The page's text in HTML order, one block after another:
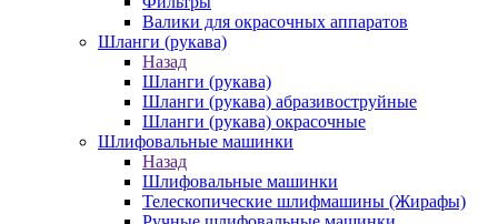
Валики для окрасочных аппаратов
Шланги (рукава)
Назад
Шланги (рукава)
Шланги (рукава) абразивоструйные
Шланги (рукава) окрасочные
Шлифовальные машинки
Назад
Шлифовальные машинки
Телескопические шлифмашины (Жирафы)